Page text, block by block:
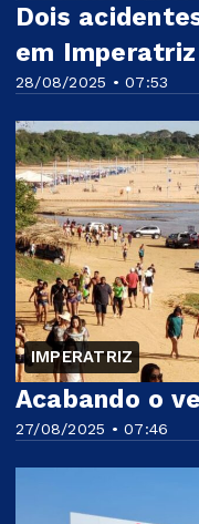
28/08/2025 • 07:53
Dois
em Imperatriz
IMPERATRIZ
27/08/2025 • 07:46
Acabando o